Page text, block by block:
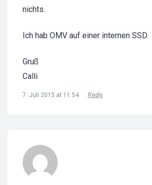
nichts.
Ich hab OMV auf einer internen SSD.
Gruß
Calli
7. Juli 2015 at 11:54 Reply